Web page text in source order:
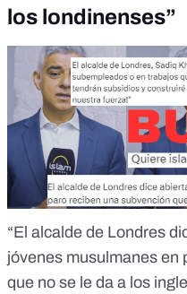
los londinenses”
“El alcalde de Londres
jóvenes musulmanes en
que no se le da a los